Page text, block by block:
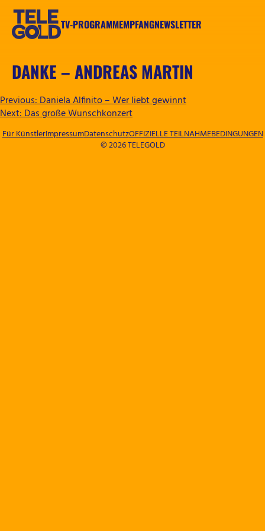
Zum
springen
TV-PROGRAMMEMPFANGNEWSLETTER
DANKE – ANDREAS MARTIN
BEITRAGSNAVIGATION
Previous:Daniela Alfinito – Wer liebt gewinnt
Next:Das große Wunschkonzert
© 2026 TELEGOLD
Für KünstlerImpressumDatenschutzOFFIZIELLE TEILNAHMEBEDINGUNGEN